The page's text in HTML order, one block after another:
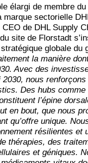
élargi de membre
marque sectorielle
de DHL Supply
site de Florstadt
stratégique globale du
la manière
Avec des
2030, nous
Des hubs
l’épine
en bout, que nous
qu’offre unique.
résilientes et
thérapies, des
et géniques.